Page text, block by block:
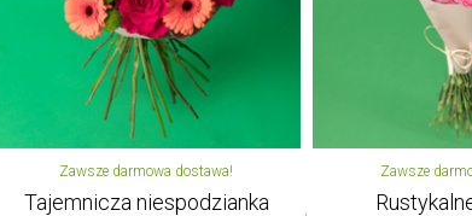
Zawsze darmowa dostawa!
Tajemnicza niespodzianka
Zawsze